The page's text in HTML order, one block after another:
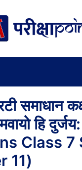
समाधान
हि
Class 7
11)